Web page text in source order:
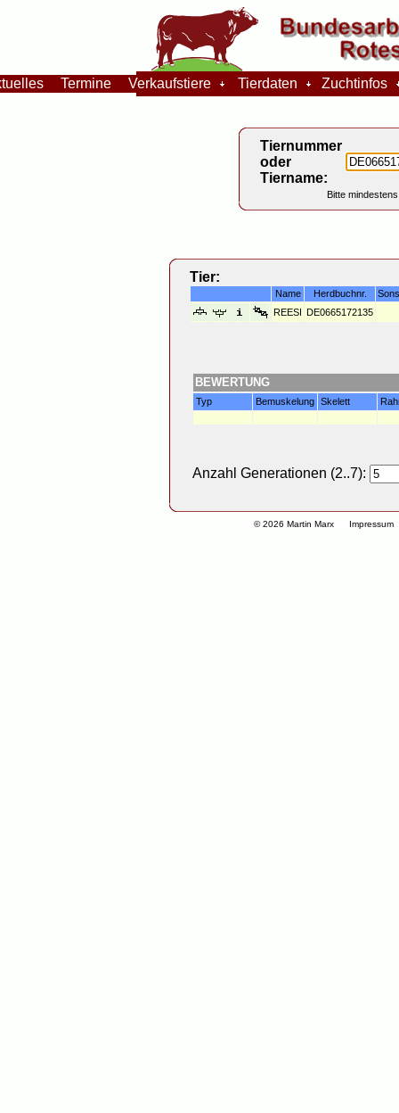
© 2026 Martin Marx Impressum
Termine Verkaufstiere Tierdaten Zuchtinfos
Tiernummer
oder
Tiername:
Bitte
Tier:
Name Herdbuchnr.
REESI DE0665172135
BEWERTUNG
Typ Bemuskelung Skelett
Anzahl Generationen (2..7):